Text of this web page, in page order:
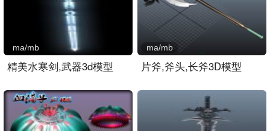
精美水寒剑,武器3d模型
ma/mb
片斧,斧头,长斧3D模型
ma/mb